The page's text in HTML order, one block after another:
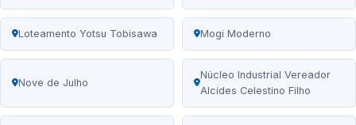
Loteamento Yotsu Tobisawa Mogi Moderno
Nove de Julho
Núcleo Industrial Vereador
Alcides Celestino Filho